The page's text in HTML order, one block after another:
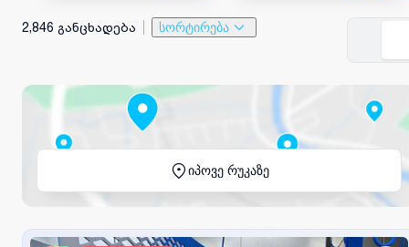
2,846 განცხადება სორტირება
იპოვე რუკაზე